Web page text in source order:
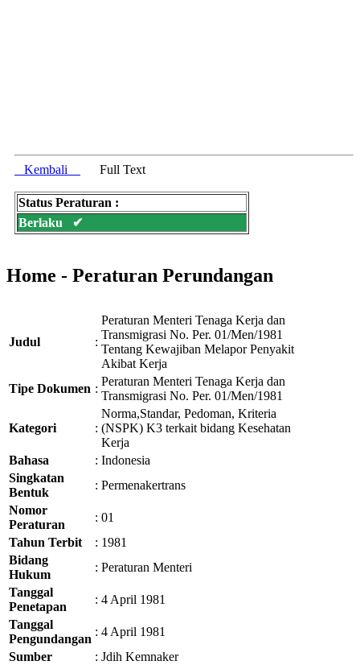
Kembali Full Text
Status Peraturan :
Berlaku ✔
Home - Peraturan Perundangan
Judul :
Peraturan Menteri Tenaga Kerja dan
Transmigrasi No. Per. 01/Men/1981
Tentang Kewajiban Melapor Penyakit
Akibat Kerja
Tipe Dokumen :
Peraturan Menteri Tenaga Kerja dan
Transmigrasi No. Per. 01/Men/1981
Kategori :
Norma,Standar, Pedoman, Kriteria
(NSPK) K3 terkait bidang Kesehatan
Kerja
Bahasa
: Indonesia
Singkatan
Bentuk
: Permenakertrans
Nomor
Peraturan
: 01
Tahun Terbit
: 1981
Bidang
Hukum
: Peraturan Menteri
Tanggal
Penetapan
: 4 April 1981
Tanggal
Pengundangan
: 4 April 1981
Sumber
: Jdih Kemnaker